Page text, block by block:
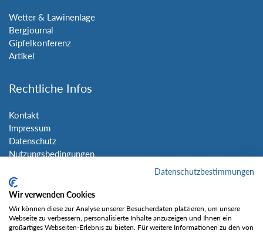
Wetter & Lawinenlage
Bergjournal
Gipfelkonferenz
Artikel
Rechtliche Infos
Kontakt
Impressum
Datenschutz
Nutzungsbedingungen
Social Media
Datenschutzbestimmungen
Wir verwenden Cookies
Wir können diese zur Analyse unserer Besucherdaten platzieren, um unsere
Webseite zu verbessern, personalisierte Inhalte anzuzeigen und Ihnen ein
großartiges Webseiten-Erlebnis zu bieten. Für weitere Informationen zu den von